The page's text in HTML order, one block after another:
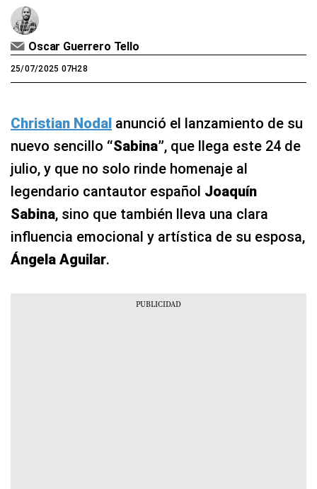
Oscar Guerrero Tello
25/07/2025 07H28
Christian Nodal anunció el lanzamiento de su
nuevo sencillo “Sabina”, que llega este 24 de
julio, y que no solo rinde homenaje al
legendario cantautor español Joaquín
Sabina, sino que también lleva una clara
influencia emocional y artística de su esposa,
Ángela Aguilar.